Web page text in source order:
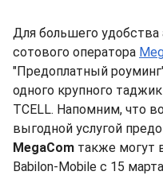
Для большего
сотового оператора
"Предоплатный
одного крупного
TCELL. Напомним, что
выгодной услугой
MegaCom также могут
Babilon-Mobile с 15